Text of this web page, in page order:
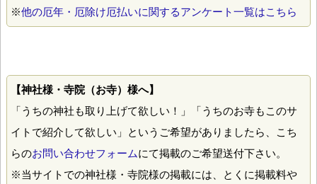
※他の厄年・厄除け厄払いに関するアンケート一覧はこちら
【神社様・寺院（お寺）様へ】
「うちの神社も取り上げて欲しい！」「うちのお寺もこのサ
イトで紹介して欲しい」というご希望がありましたら、こち
らのお問い合わせフォームにて掲載のご希望送付下さい。
※当サイトでの神社様・寺院様の掲載には、とくに掲載料や